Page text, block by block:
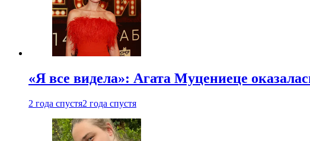
«Я все видела»: Агата Муцениеце
2 года спустя2 года спустя